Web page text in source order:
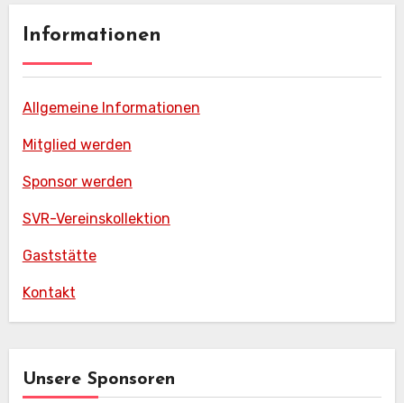
Informationen
Allgemeine Informationen
Mitglied werden
Sponsor werden
SVR-Vereinskollektion
Gaststätte
Kontakt
Unsere Sponsoren